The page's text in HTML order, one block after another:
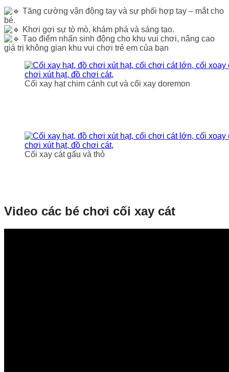
Tăng cường vận động tay và sự phối hợp tay – mắt cho
bé.
Khơi gợi sự tò mò, khám phá và sáng tạo.
Tạo điểm nhấn sinh động cho khu vui chơi, nâng cao
giá trị không gian khu vui chơi trẻ em của bạn
Cối xay hạt chim cánh cụt và cối xay doremon
Cối xay cát gấu và thỏ
Video các bé chơi cối xay cát